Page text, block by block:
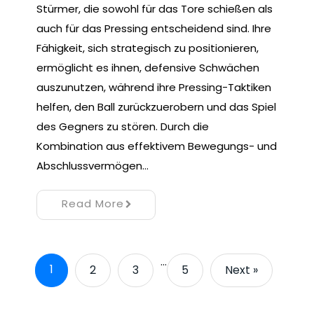
Stürmer, die sowohl für das Tore schießen als
auch für das Pressing entscheidend sind. Ihre
Fähigkeit, sich strategisch zu positionieren,
ermöglicht es ihnen, defensive Schwächen
auszunutzen, während ihre Pressing-Taktiken
helfen, den Ball zurückzuerobern und das Spiel
des Gegners zu stören. Durch die
Kombination aus effektivem Bewegungs- und
Abschlussvermögen…
Read More
1 2 3
…
5 Next »